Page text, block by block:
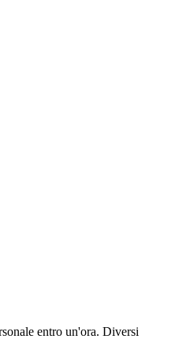
entro un'ora. Diversi